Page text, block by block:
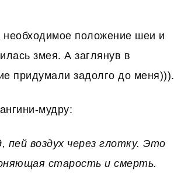
необходимое положение шеи и
змея. А заглянув в
придумали задолго до меня))).
мудру:
воздух через глотку. Это
старость и смерть.